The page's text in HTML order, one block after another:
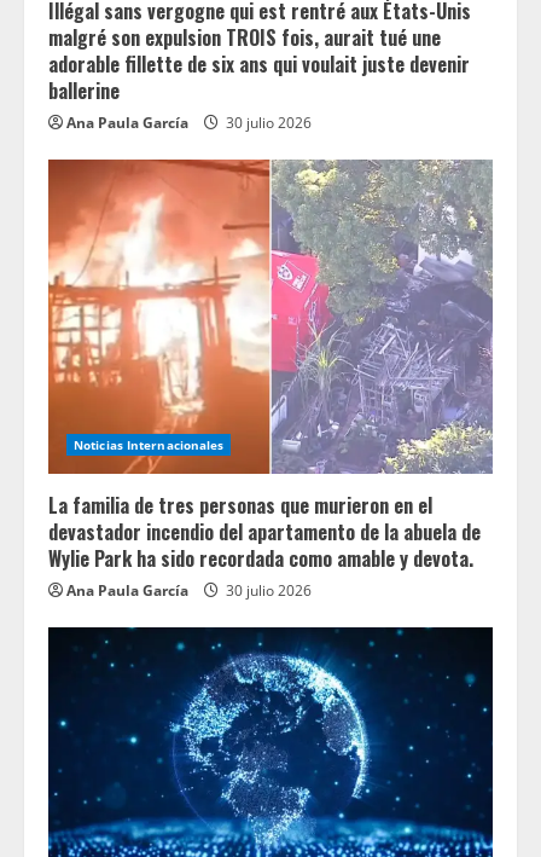
Illégal sans vergogne qui est rentré aux États-Unis
malgré son expulsion TROIS fois, aurait tué une
adorable fillette de six ans qui voulait juste devenir
ballerine
Ana Paula García 30 julio 2026
Noticias Internacionales
La familia de tres personas que murieron en el
devastador incendio del apartamento de la abuela de
Wylie Park ha sido recordada como amable y devota.
Ana Paula García 30 julio 2026